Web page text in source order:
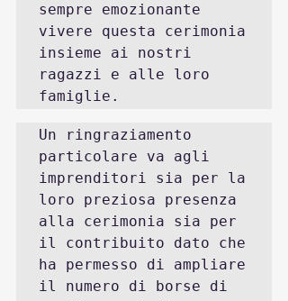
sempre emozionante
vivere questa cerimonia
insieme ai nostri
ragazzi e alle loro
famiglie.
Un ringraziamento
particolare va agli
imprenditori sia per la
loro preziosa presenza
alla cerimonia sia per
il contribuito dato che
ha permesso di ampliare
il numero di borse di